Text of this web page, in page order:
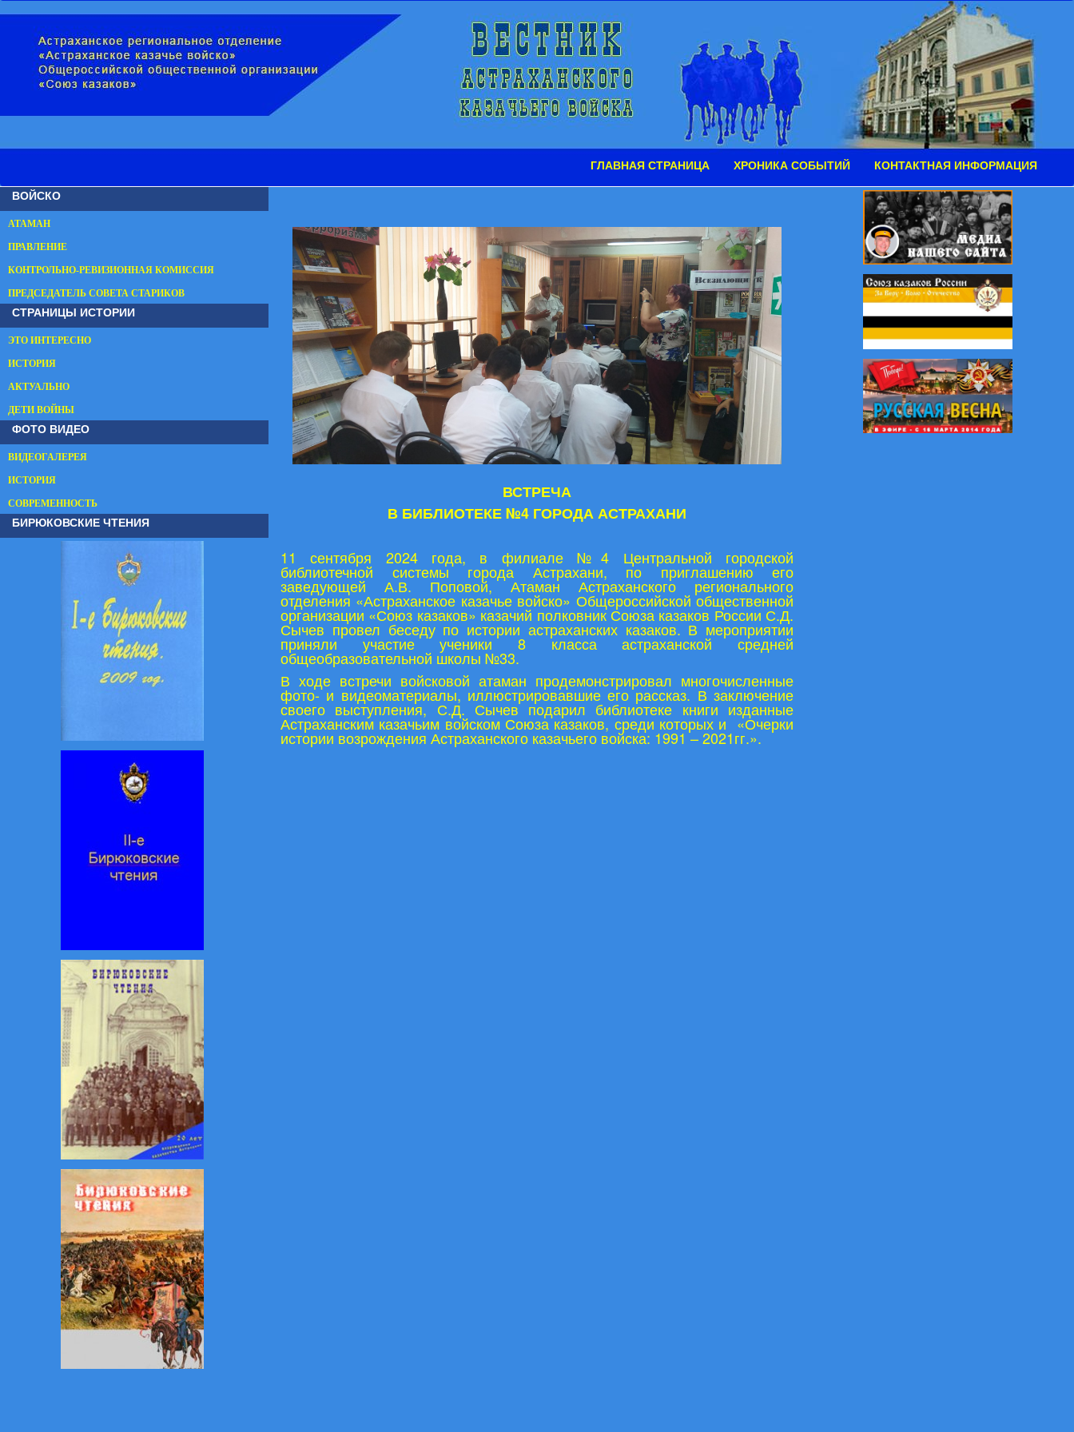
ГЛАВНАЯ СТРАНИЦА ХРОНИКА СОБЫТИЙ КОНТАКТНАЯ ИНФОРМАЦИЯ
ВОЙСКО
АТАМАН
ПРАВЛЕНИЕ
КОНТРОЛЬНО-РЕВИЗИОННАЯ КОМИССИЯ
ПРЕДСЕДАТЕЛЬ СОВЕТА СТАРИКОВ
СТРАНИЦЫ ИСТОРИИ
ЭТО ИНТЕРЕСНО
ИСТОРИЯ
АКТУАЛЬНО
ДЕТИ ВОЙНЫ
ФОТО ВИДЕО
ВИДЕОГАЛЕРЕЯ
ИСТОРИЯ
СОВРЕМЕННОСТЬ
БИРЮКОВСКИЕ ЧТЕНИЯ
ВСТРЕЧА
В БИБЛИОТЕКЕ №4 ГОРОДА АСТРАХАНИ
11 сентября 2024 года, в филиале №4 Центральной городской
библиотечной системы города Астрахани, по приглашению его
заведующей А.В. Поповой, Атаман Астраханского регионального
отделения «Астраханское казачье войско» Общероссийской общественной
организации «Союз казаков» казачий полковник Союза казаков России С.Д.
Сычев провел беседу по истории астраханских казаков. В мероприятии
приняли участие ученики 8 класса астраханской средней
общеобразовательной школы №33.
В ходе встречи войсковой атаман продемонстрировал многочисленные
фото- и видеоматериалы, иллюстрировавшие его рассказ. В заключение
своего выступления, С.Д. Сычев подарил библиотеке книги изданные
Астраханским казачьим войском Союза казаков, среди которых и «Очерки
истории возрождения Астраханского казачьего войска: 1991 – 2021гг.».